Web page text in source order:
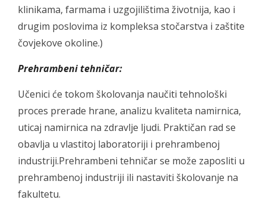
klinikama, farmama i uzgojilištima životnija, kao i
drugim poslovima iz kompleksa stočarstva i zaštite
čovjekove okoline.)
Prehrambeni tehničar:
Učenici će tokom školovanja naučiti tehnološki
proces prerade hrane, analizu kvaliteta namirnica,
uticaj namirnica na zdravlje ljudi. Praktičan rad se
obavlja u vlastitoj laboratoriji i prehrambenoj
industriji.Prehrambeni tehničar se može zaposliti u
prehrambenoj industriji ili nastaviti školovanje na
fakultetu.